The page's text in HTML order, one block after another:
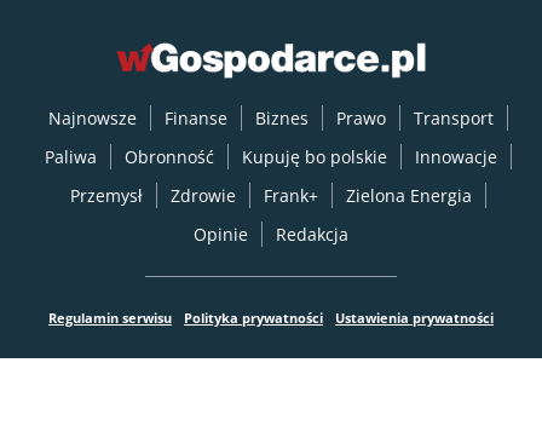
Najnowsze Finanse Biznes Prawo
Transport
Paliwa
Obronność Kupuję bo polskie
Innowacje
Przemysł
Zdrowie Frank+
Zielona Energia
Opinie
Redakcja
Regulamin serwisu Polityka prywatności Ustawienia prywatności